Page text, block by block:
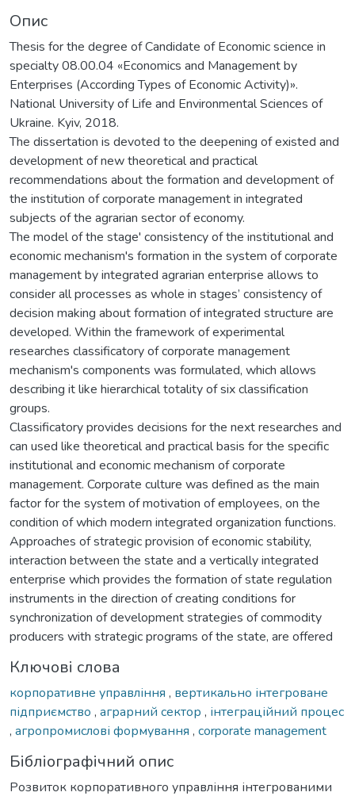
Опис
Thesis for the degree of Candidate of Economic science in
specialty 08.00.04 «Economics and Management by
Enterprises (According Types of Economic Activity)».
National University of Life and Environmental Sciences of
Ukraine. Kyiv, 2018.
The dissertation is devoted to the deepening of existed and
development of new theoretical and practical
recommendations about the formation and development of
the institution of corporate management in integrated
subjects of the agrarian sector of economy.
The model of the stage' consistency of the institutional and
economic mechanism's formation in the system of corporate
management by integrated agrarian enterprise allows to
consider all processes as whole in stages’ consistency of
decision making about formation of integrated structure are
developed. Within the framework of experimental
researches classificatory of corporate management
mechanism's components was formulated, which allows
describing it like hierarchical totality of six classification
groups.
Classificatory provides decisions for the next researches and
can used like theoretical and practical basis for the specific
institutional and economic mechanism of corporate
management. Corporate culture was defined as the main
factor for the system of motivation of employees, on the
condition of which modern integrated organization functions.
Approaches of strategic provision of economic stability,
interaction between the state and a vertically integrated
enterprise which provides the formation of state regulation
instruments in the direction of creating conditions for
synchronization of development strategies of commodity
producers with strategic programs of the state, are offered
Ключові слова
корпоративне управління , вертикально інтегроване
підприємство , аграрний сектор , інтеграційний процес
, агропромислові формування , corporate management
Бібліографічний опис
Розвиток корпоративного управління інтегрованими